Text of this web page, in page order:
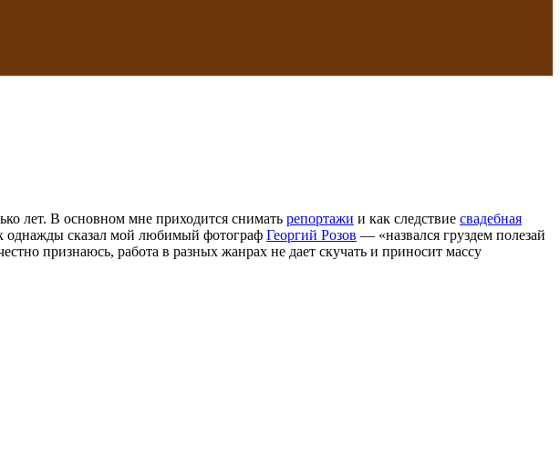
лет. В основном мне приходится снимать репортажи и как следствие свадебная
однажды сказал мой любимый фотограф Георгий Розов — «назвался груздем полезай
признаюсь, работа в разных жанрах не дает скучать и приносит массу